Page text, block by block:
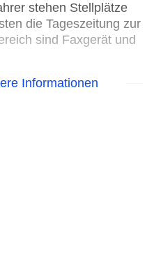
stehen Stellplätze
die Tageszeitung zur
sind Faxgerät und
Informationen